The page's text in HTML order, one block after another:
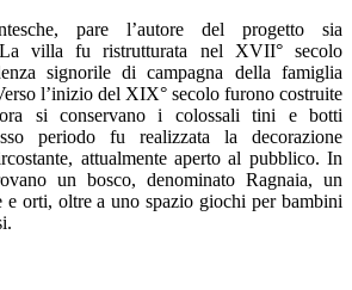
pare l’autore del progetto sia
villa fu ristrutturata nel XVII° secolo
signorile di campagna della famiglia
l’inizio del XIX° secolo furono costruite
si conservano i colossali tini e botti
periodo fu realizzata la decorazione
attualmente aperto al pubblico. In
un bosco, denominato Ragnaia, un
e orti, oltre a uno spazio giochi per bambini